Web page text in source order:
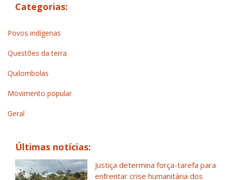
Categorias:
Povos indígenas
Questões da terra
Quilombolas
Movimento popular
Geral
Últimas notícias:
Justiça determina força-tarefa para
enfrentar crise humanitária dos